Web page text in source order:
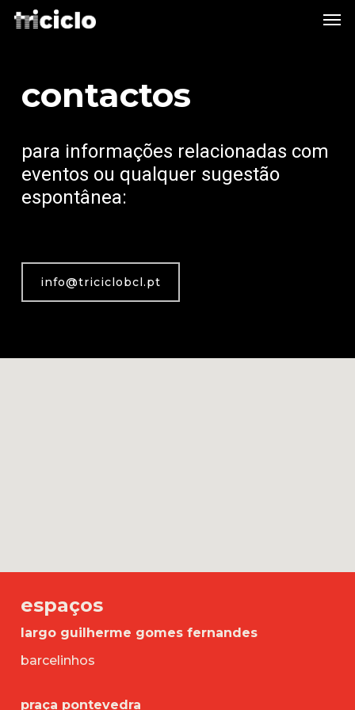
skip
contactos
para informações relacionadas com
eventos ou qualquer sugestão
espontânea:
info@triciclobcl.pt
espaços
largo guilherme gomes fernandes
barcelinhos
praça pontevedra